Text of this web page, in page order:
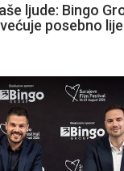
ljude: Bingo
posebno